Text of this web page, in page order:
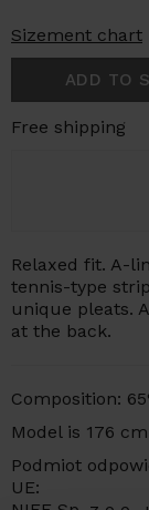
Sizement chart
ADD TO
Free shipping
Relaxed fit. A-
tennis-type
unique pleats.
at the back.
Composition:
Model is 176
Podmiot
UE: